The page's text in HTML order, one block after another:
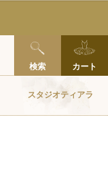
検索
カート
スタジオティアラ